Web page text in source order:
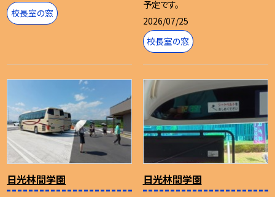
校長室の窓
予定です。
2026/07/25
校長室の窓
日光林間学園 日光林間学園